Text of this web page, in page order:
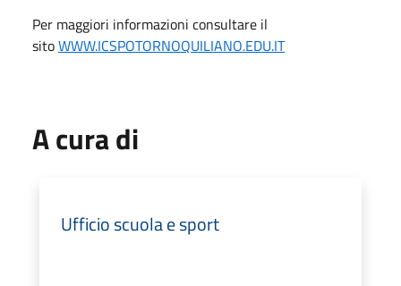
Per maggiori informazioni consultare il
sitoWWW.ICSPOTORNOQUILIANO.EDU.IT
A cura di
Ufficio scuola e sport